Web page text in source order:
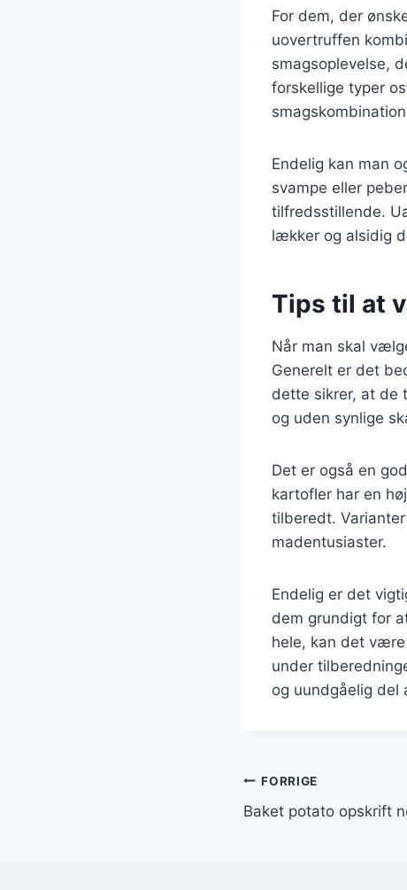
For dem, der
uovertruffen
smagsoplevelse,
forskellige typer
Endelig kan man
svampe eller
tilfredsstillende.
lækker og alsidig
Tips til at
Når man skal
Generelt er det
dette sikrer, at de
og uden synlige
Det er også en
kartofler har en
tilberedt. Varianter
madentusiaster.
Endelig er det
dem grundigt for
hele, kan det
under
og uundgåelig del
FORRIGE
Baket potato opskrift